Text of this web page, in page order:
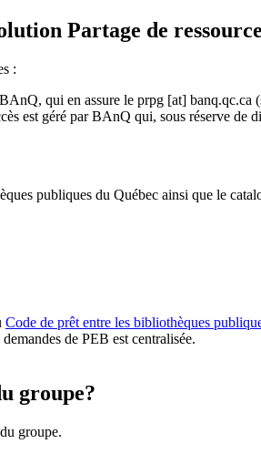
Partage de
:
qui en assure le prpg [at] banq.qc.ca
est géré par BAnQ qui, sous réserve
publiques du Québec ainsi que le
Code de prêt entre les bibliothèques
de PEB est centralisée.
groupe?
groupe.